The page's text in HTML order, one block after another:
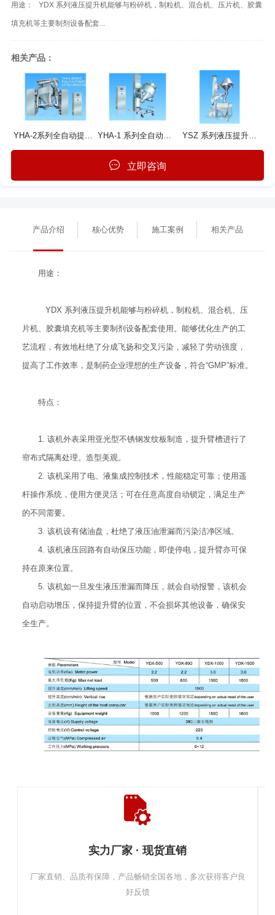
用途： YDX 系列液压提升机能够与粉碎机，制粒机、混合机、压片机、胶囊
填充机等主要制剂设备配套...
相关产品：
YSZ 系列液压提升整粒机
立即咨询
产品介绍 核心优势 施工案例 相关产品
用途：
YDX 系列液压提升机能够与粉碎机，制粒机、混合机、压
片机、胶囊填充机等主要制剂设备配套使用。能够优化生产的工
艺流程，有效地杜绝了分成飞扬和交叉污染，减轻了劳动强度，
提高了工作效率，是制药企业理想的生产设备，符合“GMP”标准。
特点：
1. 该机外表采用亚光型不锈钢发纹板制造，提升臂槽进行了
帘布式隔离处理。造型美观。
2. 该机采用了电、液集成控制技术，性能稳定可靠；使用遥
杆操作系统，使用方便灵活；可在任意高度自动锁定，满足生产
的不同需要。
3. 该机设有储油盘，杜绝了液压油泄漏而污染洁净区域。
4. 该机液压回路有自动保压功能，即使停电，提升臂亦可保
持在原来位置。
5. 该机如一旦发生液压泄漏而降压，就会自动报警，该机会
自动启动增压，保持提升臂的位置，不会损坏其他设备，确保安
全生产。
实力厂家 · 现货直销
厂家直销、品质有保障，产品畅销全国各地，多次获得客户良
好反馈